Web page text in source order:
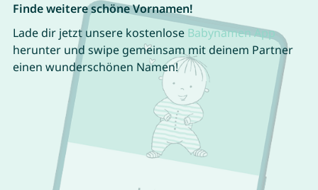
Finde weitere schöne Vornamen!
Lade dir jetzt unsere kostenlose Babynamen App
herunter und swipe gemeinsam mit deinem Partner
einen wunderschönen Namen!